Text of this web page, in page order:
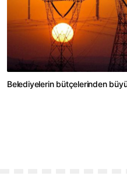
Belediyelerin bütçelerinden